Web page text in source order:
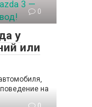
0
у
или
на